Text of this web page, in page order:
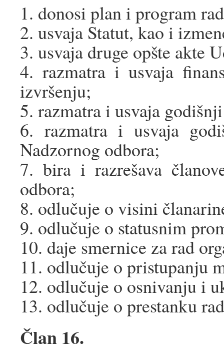
1. donosi plan i program
2. usvaja Statut, kao i
3. usvaja druge opšte akte
4. razmatra i usvaja
izvršenju;
5. razmatra i usvaja
6. razmatra i usvaja
Nadzornog odbora;
7. bira i razrešava
odbora;
8. odlučuje o visini
9. odlučuje o statusnim
10. daje smernice za rad
11. odlučuje o pristupanju
12. odlučuje o osnivanju i
13. odlučuje o prestanku
Član 16.